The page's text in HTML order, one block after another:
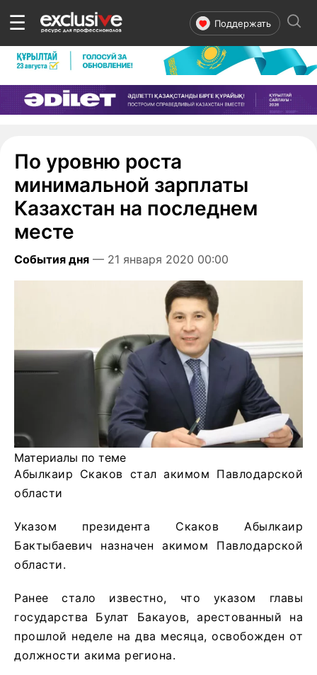
☰ Поддержать
По уровню роста
минимальной зарплаты
Казахстан на последнем
месте
События дня — 21 января 2020 00:00
Материалы по теме
Абылкаир Скаков стал акимом Павлодарской
области
Указом президента Скаков Абылкаир
Бактыбаевич назначен акимом Павлодарской
области.
Ранее стало известно, что указом главы
государства Булат Бакауов, арестованный на
прошлой неделе на два месяца, освобожден от
должности акима региона.